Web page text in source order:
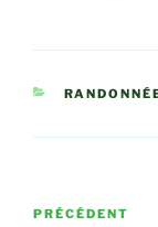
Navigation
Article
PRÉCÉDENT